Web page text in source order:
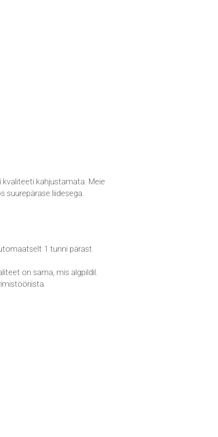
kahjustamata. Meie
suurepärase liidesega.
1 tunni pärast
on sama, mis algpildil.